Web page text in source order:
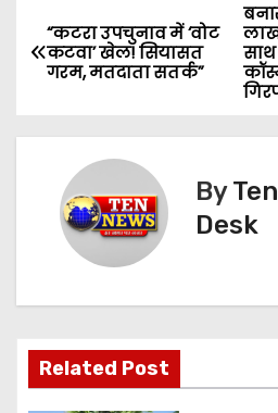
P
o
v
i
g
“कटरा उपचुनाव में ‘वोट
कटवा’ खेल! सियासत
गरम, मतदाता सतर्क”
By
Desk
Related Post